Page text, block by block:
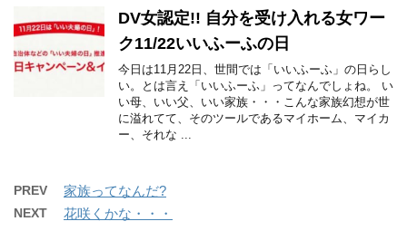
DV女認定!! 自分を受け入れる女ワー
ク11/22いいふーふの日
今日は11月22日、世間では「いいふーふ」の日らし
い。とは言え「いいふーふ」ってなんでしょね。 い
い母、いい父、いい家族・・・こんな家族幻想が世
に溢れてて、そのツールであるマイホーム、マイカ
ー、それな ...
PREV 家族ってなんだ?
NEXT 花咲くかな・・・